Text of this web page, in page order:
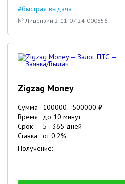
#быстрая выдача
№ Лицензии 2-11-07-24-000856
Zigzag Money
Сумма 100000 - 500000 ₽
Время
до 10 минут
Срок
5 - 365 дней
Ставка
от0.2%
Получение: